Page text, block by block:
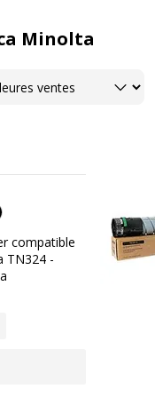
Minolta
compatible
TN324 -